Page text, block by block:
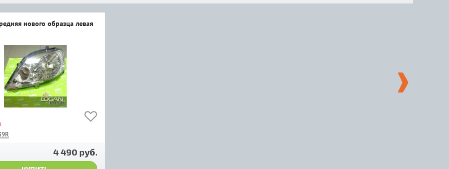
нового образца левая
4 490 руб.